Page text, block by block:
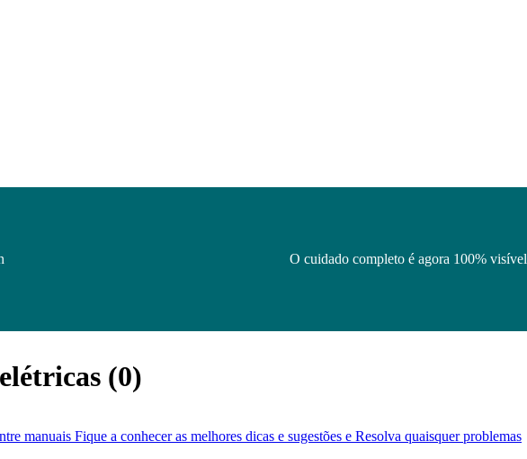
O cuidado completo é agora 100% visível
(0)
manuais Fique a conhecer as melhores dicas e sugestões e Resolva quaisquer problemas